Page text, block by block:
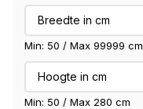
Min: 50 / Max 99999 cm
Min: 50 / Max 280 cm